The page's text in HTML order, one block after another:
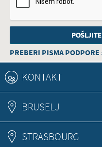
PREBERI PISMA PODPORE
KONTAKT
BRUSELJ
STRASBOURG